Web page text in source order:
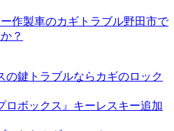
作製車のカギトラブル野田市で
？
ロボックス』キーレスキー追加